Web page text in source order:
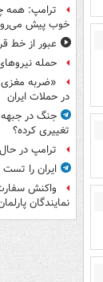
ترامپ: همه
خوب پیش
عبور از خط
حمله
«ضربه
در حملات ایران
جنگ در جبهه
تغییری کرده؟
ترامپ در
ایران را
واکنش سفارت
نمایندگان